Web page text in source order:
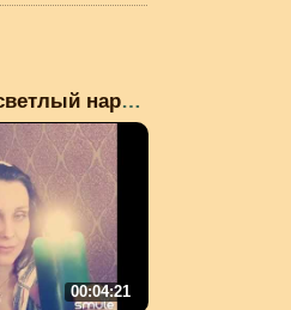
Встанет светлый народ! ...
00:04:21